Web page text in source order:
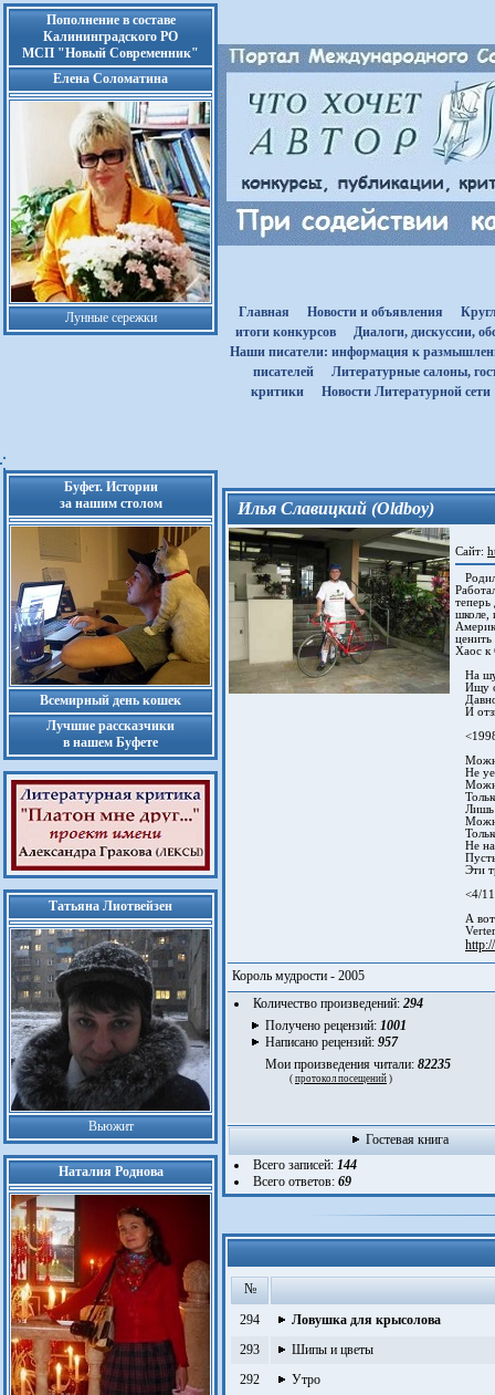
Пополнение в составе
Калининградского РО
МСП "Новый Современник"
Елена Соломатина
Лунные сережки Главная Новости и объявления
итоги конкурсов
Диалоги, дискуссии,
Наши писатели: информация к
писателей
Литературные салоны,
критики
Новости Литературной сети
Буфет. Истории
за нашим столом
Всемирный день кошек
Лучшие рассказчики
в нашем Буфете
Татьяна Лиотвейзен
Вьюжит
Наталия Роднова
Илья Славицкий (Oldboy)
Сайт:
школе,
Хаос к
На
Ищу
И
Не
Лишь
Не
Эти
<4/
А вот
Король мудрости - 2005
Количество произведений: 294
Получено рецензий: 1001
Написано рецензий: 957
Мои произведения читали: 82235
( протокол посещений )
Гостевая книга
Всего записей: 144
Всего ответов: 69
№
294
Ловушка для крысолова
293
Шипы и цветы
292
Утро